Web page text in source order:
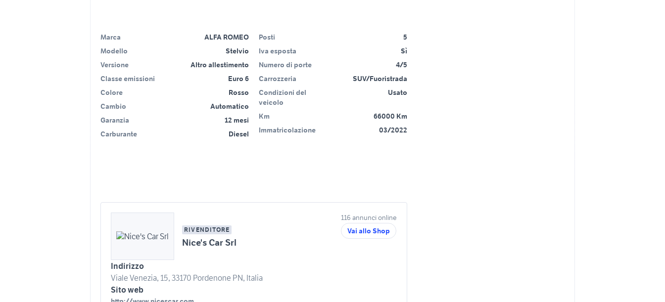
Marca
ALFA ROMEO
Modello
Stelvio
Versione
Altro allestimento
Classe emissioni
Euro 6
Colore
Rosso
Cambio
Automatico
Garanzia
12 mesi
Carburante
Diesel
Posti
5
Iva esposta
Sì
Numero di porte
4/5
Carrozzeria
SUV/Fuoristrada
Condizioni del
veicolo
Usato
Km
66000 Km
Immatricolazione
03/2022
RIVENDITORE
Nice's Car Srl
Indirizzo
Viale Venezia, 15, 33170 Pordenone PN, Italia
Sito web
116 annunci online
Vai allo Shop